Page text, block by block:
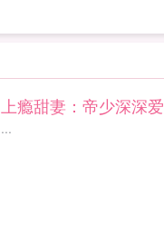
上瘾甜妻：帝少深深爱
...